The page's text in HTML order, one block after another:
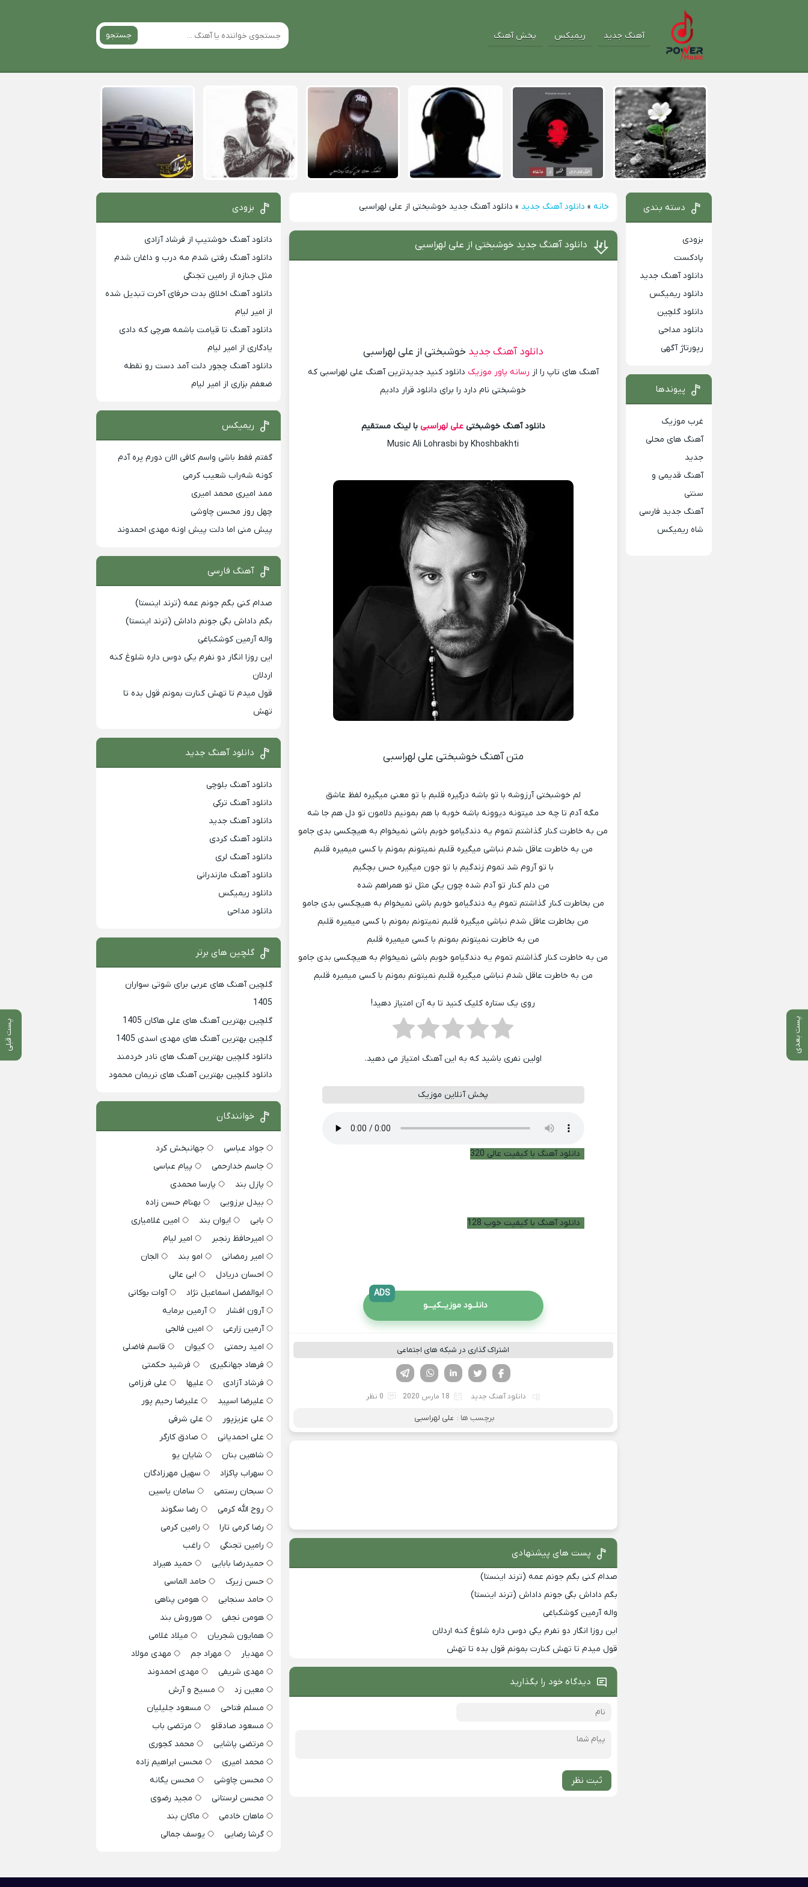
آهنگ جدید ریمیکس پخش آهنگ جستجو
خانه » دانلود آهنگ جدید » دانلود آهنگ جدید خوشبختی از علی لهراسبی
پست بعدی پست قبلی
دانلود آهنگ جدید خوشبختی از علی لهراسبی
دانلود آهنگ جدیدخوشبختی از علی لهراسبی
آهنگ های تاپ را از رسانه پاور موزیک دانلود کنید جدیدترین آهنگ علی لهراسبی که
خوشبختی نام دارد را برای دانلود قرار دادیم
دانلود آهنگ خوشبختیعلی لهراسبی با لینک مستقیم
Music Ali Lohrasbi by Khoshbakhti
متن آهنگ خوشبختی علی لهراسبی
لم خوشبختی آرزوشه با تو باشه درگیره قلبم با تو معنی میگیره لفظ عاشق
مگه آدم تا چه حد میتونه دیوونه باشه خوبه با هم بمونیم دلامون تو دل هم جا شه
من به خاطرت کنار گذاشتم تموم یه دندگیامو خوبم باشی نمیخوام به هیچکسی بدی جامو
من به خاطرت عاقل شدم نباشی میگیره قلبم نمیتونم بمونم با کسی میمیره قلبم
با تو آروم شد تموم زندگیم با تو جون میگیره حس بچگیم
من دلم کنار تو آدم شده چون یکی مثل تو همراهم شده
من بخاطرت کنار گذاشتم تموم یه دندگیامو خوبم باشی نمیخوام به هیچکسی بدی جامو
من بخاطرت عاقل شدم نباشی میگیره قلبم نمیتونم بمونم با کسی میمیره قلبم
من به خاطرت نمیتونم بمونم با کسی میمیره قلبم
من به خاطرت کنار گذاشتم تموم یه دندگیامو خوبم باشی نمیخوام به هیچکسی بدی جامو
من به خاطرت عاقل شدم نباشی میگیره قلبم نمیتونم بمونم با کسی میمیره قلبم
روی یک ستاره کلیک کنید تا به آن امتیاز دهید!
اولین نفری باشید که به این آهنگ امتیاز می دهید.
پخش آنلاین موزیک
دانلود آهنگ با کیفیت عالی 320
دانلود آهنگ با کیفیت خوب 128
دانلــود موزیــکیـــو
ADS
اشتراک گذاری در شبکه های اجتماعی
لینکدین تویتر
فیسوک
دانلود آهنگ جدید 18 مارس 2020 0 نظر
برچسب ها : علی لهراسبی
پست های پیشنهادی
صدام کنی بگم جونم عمه (ترند اینستا)
بگم داداش بگی جونم داداش (ترند اینستا)
واله آرمین کوشکباغی
این روزا انگار دو نفرم یکی دوس داره شلوغ کنه اردلان
قول میدم تا تهش کنارت بمونم قول بده تا تهش
دیدگاه خود را بگذارید
ثبت نظر
دسته بندی
بزودی
پادکست
دانلود آهنگ جدید
دانلود ریمیکس
دانلود گلچین
دانلود مداحی
رپورتاژ آگهی
پیوندها
غرب موزیک
آهنگ های محلی
جدید
آهنگ قدیمی و
سنتی
آهنگ جدید فارسی
شاه ریمیکس
بزودی
دانلود آهنگ خوشتیپ از فرشاد آزادی
دانلود آهنگ رفتی شدم مه درب و داغان شدم
مثل جنازه از رامین تجنگی
دانلود آهنگ اخلاق بدت حرفای آخرت تبدیل شده
از امیر لیام
دانلود آهنگ تا قیامت باشمه هرچی که دادی
یادگاری از امیر لیام
دانلود آهنگ چجور دلت آمد دست رو نقطه
ضعفم بزاری از امیر لیام
ریمیکس
گفتم فقط باشی واسم کافی الان دورم پره آدم
کونه شه‌راب شعیب کرمی
ممد امیری محمد امیری
چهل روز محسن چاوشی
پیش منی اما دلت پیش اونه مهدی احمدوند
آهنگ فارسی
صدام کنی بگم جونم عمه (ترند اینستا)
بگم داداش بگی جونم داداش (ترند اینستا)
واله آرمین کوشکباغی
این روزا انگار دو نفرم یکی دوس داره شلوغ کنه
اردلان
قول میدم تا تهش کنارت بمونم قول بده تا
تهش
دانلود آهنگ جدید
دانلود آهنگ بلوچی
دانلود آهنگ ترکی
دانلود آهنگ جدید
دانلود آهنگ کردی
دانلود آهنگ لری
دانلود آهنگ مازندرانی
دانلود ریمیکس
دانلود مداحی
گلچین های برتر
گلچین آهنگ های عربی برای شوتی سواران
1405
گلچین بهترين آهنگ های علی هاکان 1405
گلچین بهترین آهنگ های مهدی اسدی 1405
دانلود گلچین بهترین آهنگ های نادر خردمند
دانلود گلچین بهترین آهنگ های نریمان محمود
خوانندگان
جواد عباسی
جهانبخش کرد
جاسم خدارحمی
پیام عباسی
پازل بند
پارسا محمدی
بیدل برزویی
بهنام حسن زاده
بابی
ایوان بند
امین غلامیاری
امیرحافظ رنجبر
امیر لیام
امیر رمضانی
امو بند
الجان
احسان دریادل
ابی عالی
ابوالفضل اسماعیل نژاد
آوات بوکانی
آرون افشار
آرمین برمایه
آرمین زارعی
امین فالجی
امید رحمتی
کیوان
قاسم فاضلی
فرهاد جهانگیری
فرشید حکمتی
فرشاد آزادی
علیها
علی فرزامی
علیرضا اسپید
علیرضا رحیم پور
علی عزیزپور
علی شرفی
علی احمدیانی
صادق کارگر
شاهین بنان
شایان یو
سهراب پاکزاد
سهیل مهرزادگان
سبحان رستمی
سامان یاسین
روح الله کرمی
رضا سگوند
رضا کرمی تارا
رامین کرمی
رامین تجنگی
راغب
حمیدرضا بابایی
حمید هیراد
حسن زیرک
حامد الماسی
حامد سنجابی
هومن پناهی
هومن نجفی
هوروش بند
همایون شجریان
میلاد غلامی
مهدیار
مهراد جم
مهدی مولاد
مهدی شریفی
مهدی احمدوند
معین زد
مسیح و آرش
مسلم فتاحی
مسعود جلیلیان
مسعود صادقلو
مرتضی باب
مرتضی پاشایی
محمد کجوری
محمد امیری
محسن ابراهیم زاده
محسن چاوشی
محسن یگانه
محسن لرستانی
مجید رضوی
ماهان خادمی
ماکان بند
گرشا رضایی
یوسف جمالی